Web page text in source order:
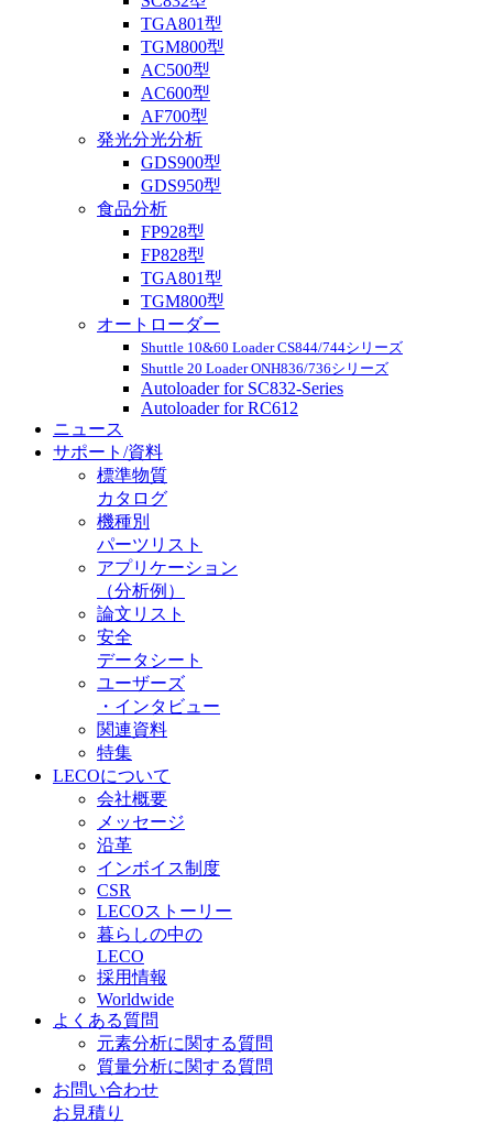
TGA801型
TGM800型
AC500型
AC600型
AF700型
発光分光分析
GDS900型
GDS950型
食品分析
FP928型
FP828型
TGA801型
TGM800型
オートローダー
Shuttle 10&60 Loader CS844/744シリーズ
Shuttle 20 Loader ONH836/736シリーズ
Autoloader for SC832-Series
Autoloader for RC612
ニュース
サポート/資料
標準物質
カタログ
機種別
パーツリスト
アプリケーション
（分析例）
論文リスト
安全
データシート
ユーザーズ
・インタビュー
関連資料
特集
LECOについて
会社概要
メッセージ
沿革
インボイス制度
CSR
LECOストーリー
暮らしの中の
LECO
採用情報
Worldwide
よくある質問
元素分析に関する質問
質量分析に関する質問
お問い合わせ
お見積り